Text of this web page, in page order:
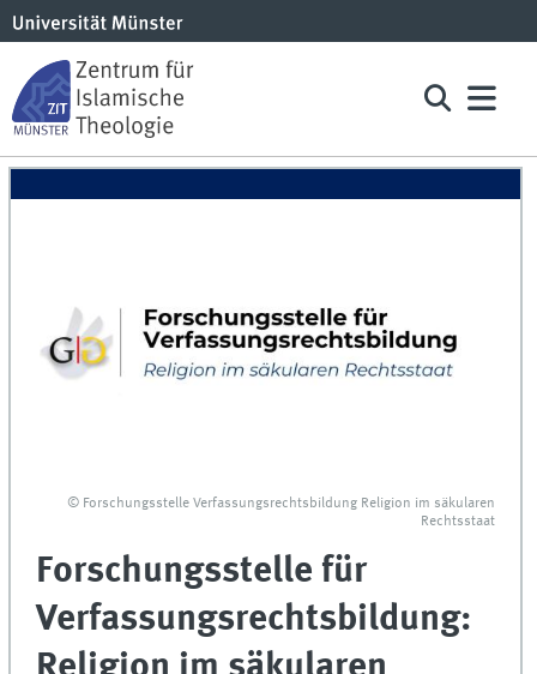
© Forschungsstelle Verfassungsrechtsbildung Religion im säkularen
Rechtsstaat
Forschungsstelle für
Verfassungsrechtsbildung: